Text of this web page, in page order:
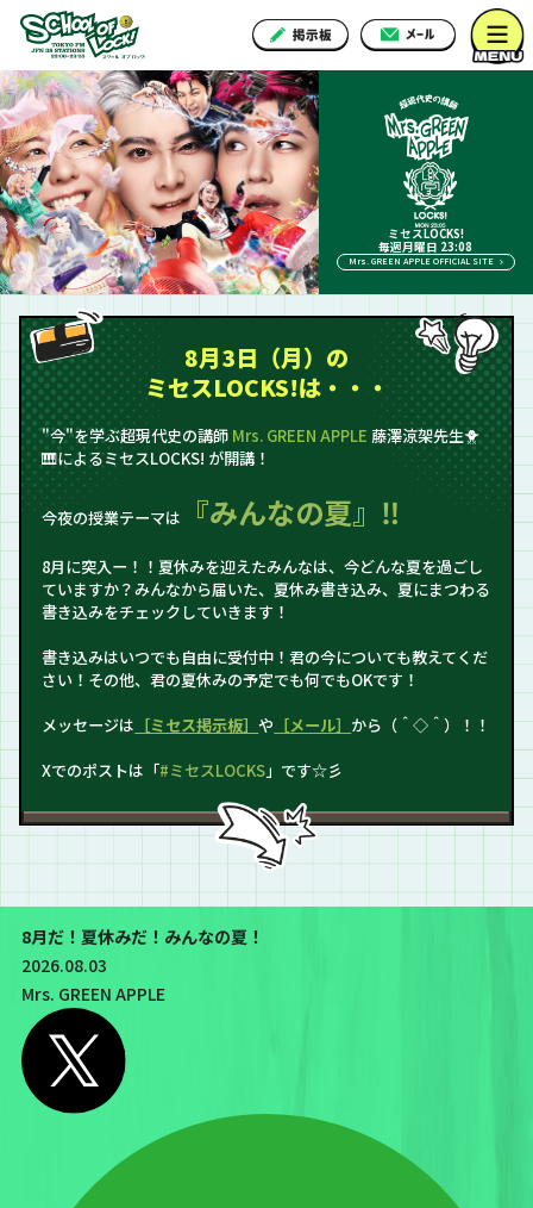
ミセスLOCKS!
毎週月曜日 23:08
Mrs. GREEN APPLE OFFICIAL SITE
8月3日（月）の
ミセスLOCKS!は・・・
"今"を学ぶ超現代史の講師 Mrs. GREEN APPLE 藤澤涼架先生🐥
🎹によるミセスLOCKS! が開講！
今夜の授業テーマは 『みんなの夏』‼
8月に突入ー！！夏休みを迎えたみんなは、今どんな夏を過ごし
ていますか？みんなから届いた、夏休み書き込み、夏にまつわる
書き込みをチェックしていきます！
書き込みはいつでも自由に受付中！君の今についても教えてくだ
さい！その他、君の夏休みの予定でも何でもOKです！
メッセージは ［ミセス掲示板］や ［メール］ から（＾◇＾）！！
Xでのポストは「#ミセスLOCKS」です☆彡
8月だ！夏休みだ！みんなの夏！
2026.08.03
Mrs. GREEN APPLE